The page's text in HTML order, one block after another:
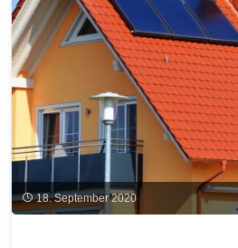
wird
ausgebaut"
18. September 2020